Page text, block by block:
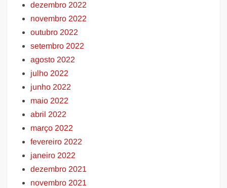
dezembro 2022
novembro 2022
outubro 2022
setembro 2022
agosto 2022
julho 2022
junho 2022
maio 2022
abril 2022
março 2022
fevereiro 2022
janeiro 2022
dezembro 2021
novembro 2021